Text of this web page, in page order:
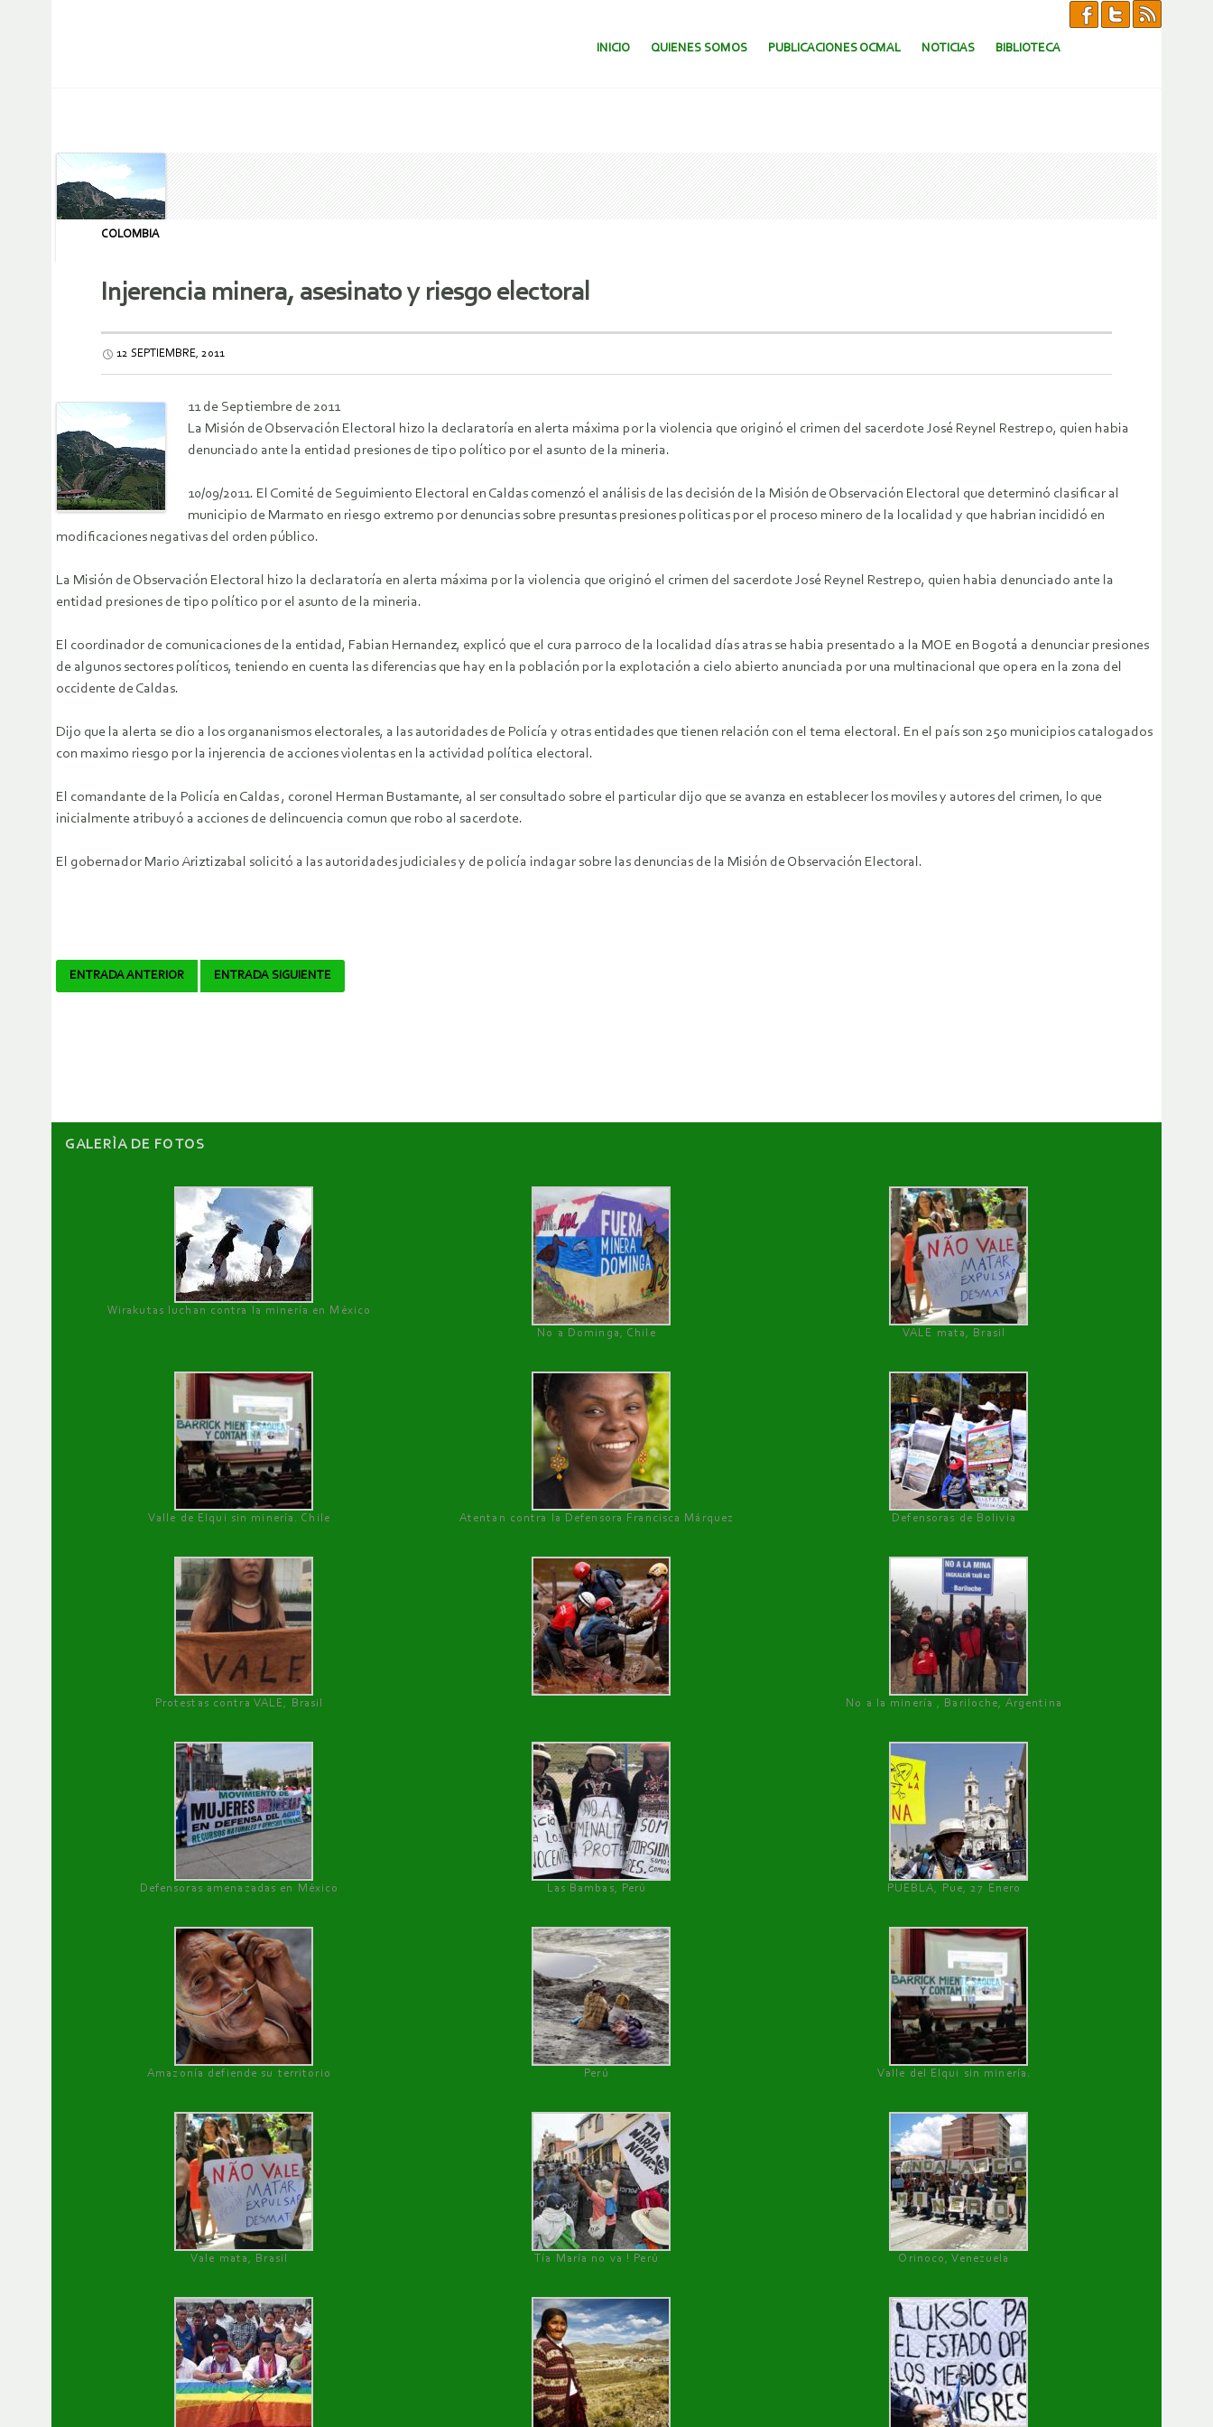
SALTAR AL CONTENIDO.
INICIO QUIENES SOMOS PUBLICACIONES OCMAL NOTICIAS BIBLIOTECA
COLOMBIA
Injerencia minera, asesinato y riesgo electoral
12 SEPTIEMBRE, 2011
11 de Septiembre de 2011
La Misión de Observación Electoral hizo la declaratoría en alerta máxima por la violencia que originó el crimen del sacerdote José Reynel Restrepo, quien habia
denunciado ante la entidad presiones de tipo político por el asunto de la mineria.
10/09/2011. El Comité de Seguimiento Electoral en Caldas comenzó el análisis de las decisión de la Misión de Observación Electoral que determinó clasificar al
municipio de Marmato en riesgo extremo por denuncias sobre presuntas presiones politicas por el proceso minero de la localidad y que habrian incididó en
modificaciones negativas del orden público.
La Misión de Observación Electoral hizo la declaratoría en alerta máxima por la violencia que originó el crimen del sacerdote José Reynel Restrepo, quien habia denunciado ante la
entidad presiones de tipo político por el asunto de la mineria.
El coordinador de comunicaciones de la entidad, Fabian Hernandez, explicó que el cura parroco de la localidad días atras se habia presentado a la MOE en Bogotá a denunciar presiones
de algunos sectores políticos, teniendo en cuenta las diferencias que hay en la población por la explotación a cielo abierto anunciada por una multinacional que opera en la zona del
occidente de Caldas.
Dijo que la alerta se dio a los organanismos electorales, a las autoridades de Policía y otras entidades que tienen relación con el tema electoral. En el país son 250 municipios catalogados
con maximo riesgo por la injerencia de acciones violentas en la actividad política electoral.
El comandante de la Policía en Caldas , coronel Herman Bustamante, al ser consultado sobre el particular dijo que se avanza en establecer los moviles y autores del crimen, lo que
inicialmente atribuyó a acciones de delincuencia comun que robo al sacerdote.
El gobernador Mario Ariztizabal solicitó a las autoridades judiciales y de policía indagar sobre las denuncias de la Misión de Observación Electoral.
Navegador
ENTRADA ANTERIOR ENTRADA SIGUIENTE
GALERÌA DE FOTOS
Wirakutas luchan contra la minería en México
No a Dominga, Chile
VALE mata, Brasil
Valle de Elqui sin minería. Chile Atentan contra la Defensora Francisca Márquez Defensoras de Bolivia
Protestas contra VALE, Brasil No a la minería , Bariloche, Argentina
Defensoras amenazadas en México Las Bambas, Perú PUEBLA, Pue, 27 Enero
Amazonía defiende su territorio Perú Valle del Elqui sin minería.
Vale mata, Brasil Tía María no va ! Perú Orinoco, Venezuela